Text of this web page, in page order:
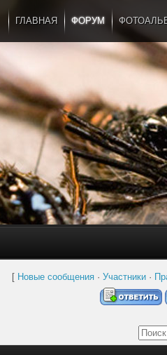
ГЛАВНАЯ ФОРУМ
[ Новые сообщения · Участники ·